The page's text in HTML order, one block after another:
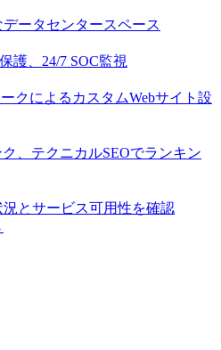
ータセンタースペース
護、24/7 SOC監視
クによるカスタムWebサイト設
、テクニカルSEOでランキン
況とサービス可用性を確認